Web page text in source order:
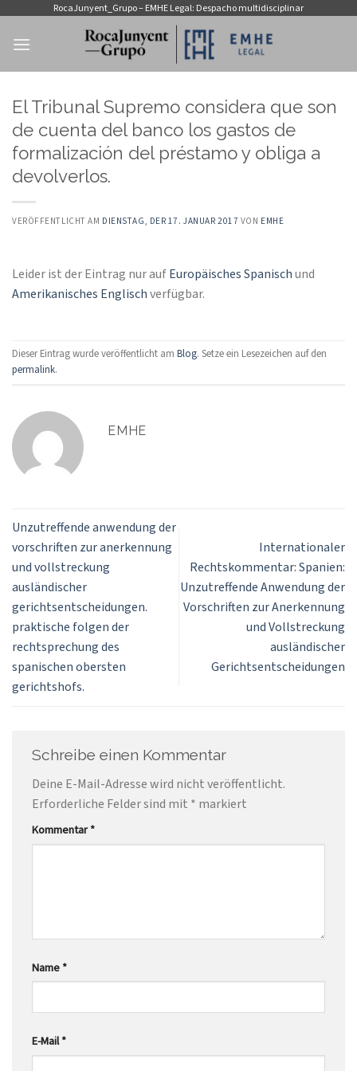
springen
RocaJunyent_Grupo – EMHE Legal: Despacho multidisciplinar
El Tribunal Supremo considera que son
de cuenta del banco los gastos de
formalización del préstamo y obliga a
devolverlos.
VERÖFFENTLICHT AM DIENSTAG, DER 17. JANUAR 2017 VON EMHE
Leider ist der Eintrag nur aufEuropäisches Spanischund
Amerikanisches Englischverfügbar.
Dieser Eintrag wurde veröffentlicht am Blog. Setze ein Lesezeichen auf den
permalink.
EMHE
Unzutreffende anwendung der
vorschriften zur anerkennung
und vollstreckung
ausländischer
gerichtsentscheidungen.
praktische folgen der
rechtsprechung des
spanischen obersten
gerichtshofs.
Internationaler
Rechtskommentar: Spanien:
Unzutreffende Anwendung der
Vorschriften zur Anerkennung
und Vollstreckung
ausländischer
Gerichtsentscheidungen
Schreibe einen Kommentar
Deine E-Mail-Adresse wird nicht veröffentlicht.
Erforderliche Felder sind mit * markiert
Kommentar*
Name*
E-Mail*